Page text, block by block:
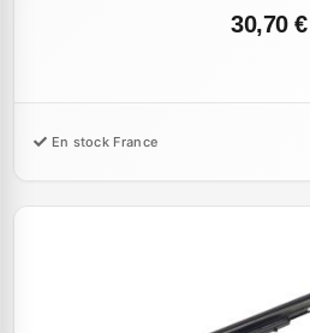
30,70 €
En stock France